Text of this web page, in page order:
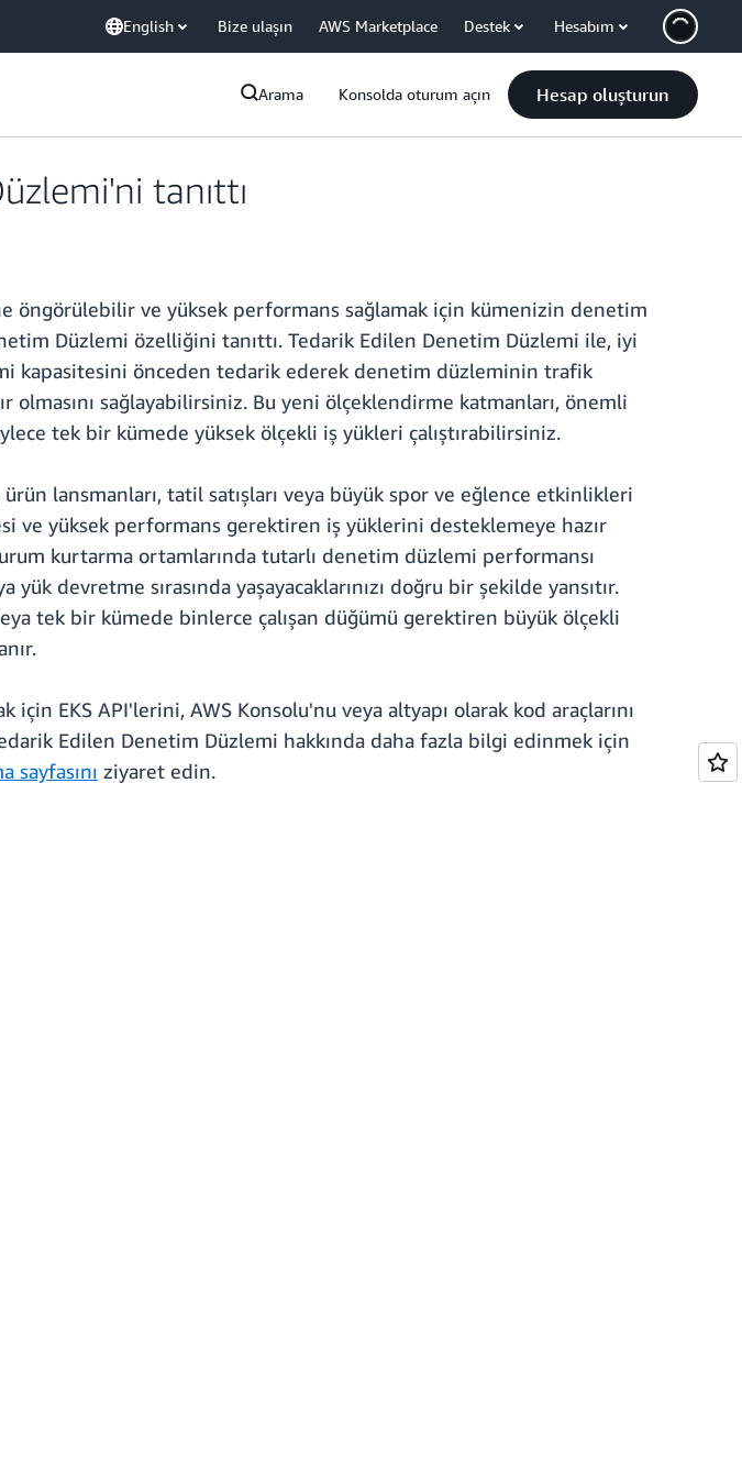
English Bize ulaşın AWS Marketplace Destek Hesabım
Arama Konsolda oturum açın Hesap oluşturun
tanıttı
öngörülebilir ve yüksek performans sağlamak için kümenizin denetim
Düzlemi özelliğini tanıttı. Tedarik Edilen Denetim Düzlemi ile, iyi
kapasitesini önceden tedarik ederek denetim düzleminin trafik
olmasını sağlayabilirsiniz. Bu yeni ölçeklendirme katmanları, önemli
tek bir kümede yüksek ölçekli iş yükleri çalıştırabilirsiniz.
lansmanları, tatil satışları veya büyük spor ve eğlence etkinlikleri
ve yüksek performans gerektiren iş yüklerini desteklemeye hazır
kurtarma ortamlarında tutarlı denetim düzlemi performansı
devretme sırasında yaşayacaklarınızı doğru bir şekilde yansıtır.
tek bir kümede binlerce çalışan düğümü gerektiren büyük ölçekli
EKS API'lerini, AWS Konsolu'nu veya altyapı olarak kod araçlarını
Edilen Denetim Düzlemi hakkında daha fazla bilgi edinmek için
sayfasını ziyaret edin.